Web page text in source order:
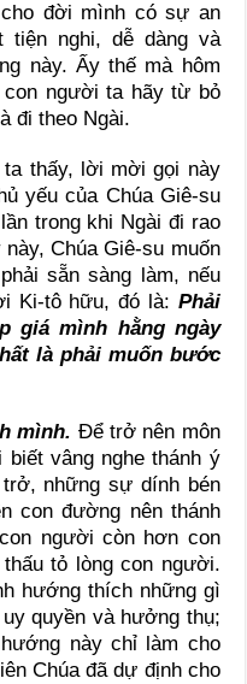
đời mình có sự an
tiện nghi, dễ dàng và
này. Ấy thế mà hôm
con người ta hãy từ bỏ
đi theo Ngài.
ta thấy, lời mời gọi này
yếu của Chúa Giê-su
trong khi Ngài đi rao
Chúa Giê-su muốn
sẵn sàng làm, nếu
Ki-tô hữu, đó là: Phải
giá mình hằng ngày
là phải muốn bước
mình. Để trở nên môn
vâng nghe thánh ý
những sự dính bén
con đường nên thánh
người còn hơn con
tỏ lòng con người.
hướng thích những gì
quyền và hưởng thụ;
này chỉ làm cho
Chúa đã dự định cho